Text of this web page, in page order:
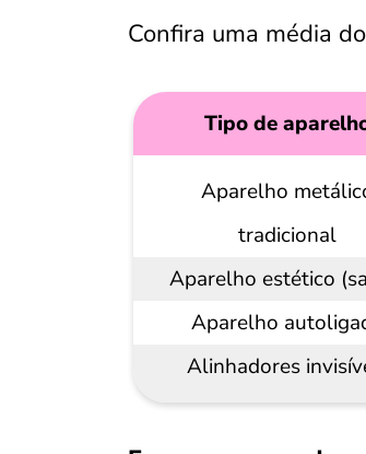
Confira uma média
Tipo de
Aparelho
tradicional
Aparelho estético
Aparelho
Alinhadores